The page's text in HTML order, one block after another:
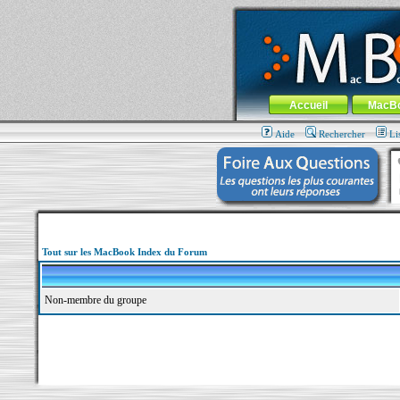
MacBook-fr.com : 100% Apple... 100%
Aller au contenu-Aller au menu
Menu général
Accueil
Aide Rechercher
Tout sur les MacBook Index du Forum
Non-membre du groupe